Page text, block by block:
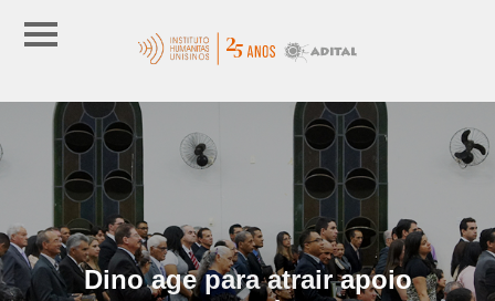
Dino age para atrair apoio